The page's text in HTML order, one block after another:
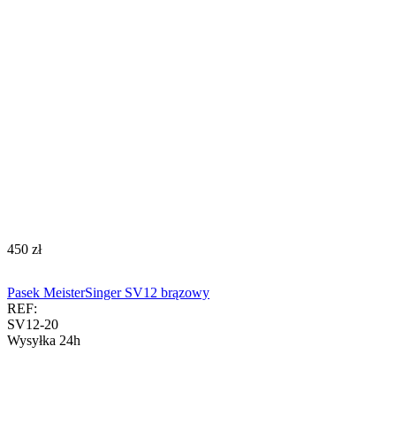
‍450‍ zł
Pasek MeisterSinger SV12 brązowy
REF:
SV12-20
Wysyłka 24h